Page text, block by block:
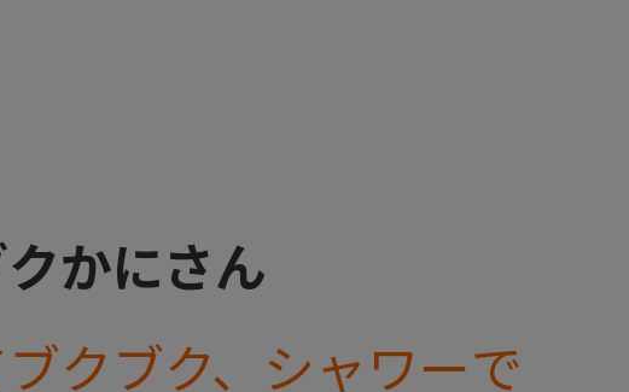
かにさん
クブク、シャワーで